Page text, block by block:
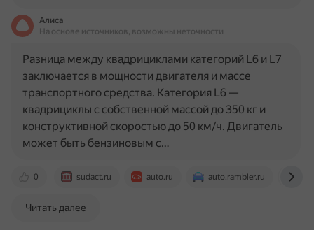
Алиса
На основе источников, возможны неточности
0 sudact.ru auto.ru auto.rambler.ru
Разница между квадрициклами категорий L6 и L7
заключается в мощности двигателя и массе
транспортного средства. Категория L6 —
квадрициклы с собственной массой до 350 кг и
конструктивной скоростью до 50 км/ч. Двигатель
может быть бензиновым с…
Читать далее